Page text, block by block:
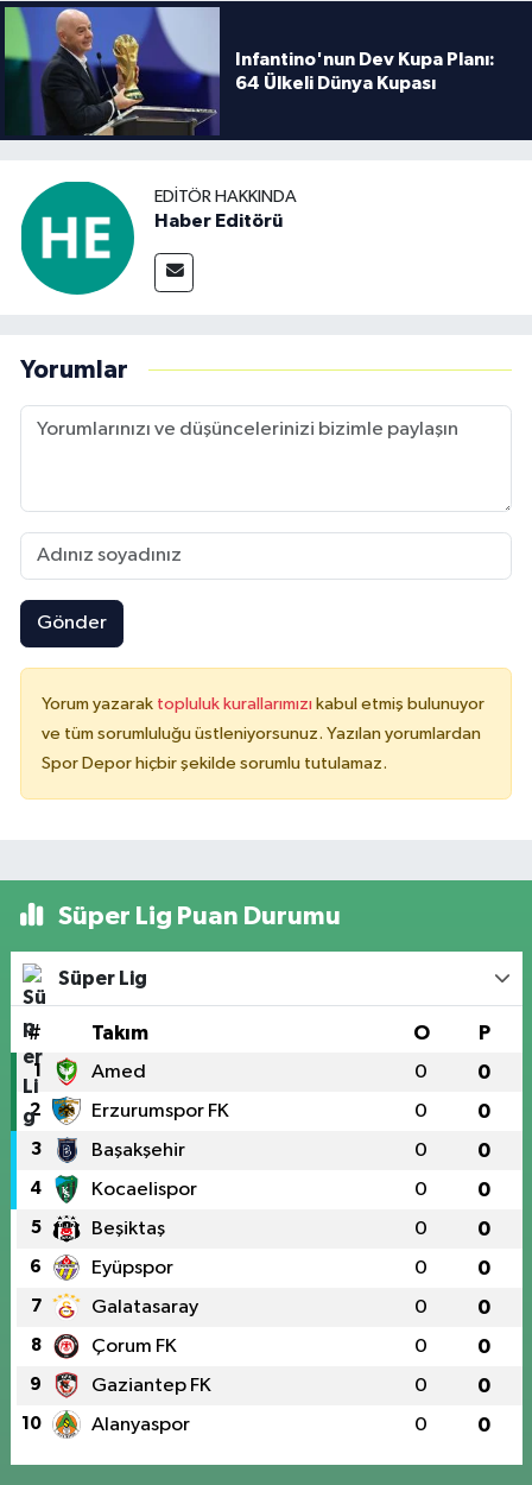
Infantino'nun Dev Kupa Planı:
64 Ülkeli Dünya Kupası
EDITÖR HAKKINDA
Haber Editörü
Yorumlar
Gönder
Yorum yazarak topluluk kurallarımızı kabul etmiş bulunuyor
ve tüm sorumluluğu üstleniyorsunuz. Yazılan yorumlardan
Spor Depor hiçbir şekilde sorumlu tutulamaz.
Süper Lig Puan Durumu
Süper Lig
# Takım O P
1 Amed 0 0
2 Erzurumspor FK 0 0
3 Başakşehir 0 0
4 Kocaelispor 0 0
5 Beşiktaş 0 0
6 Eyüpspor 0 0
7 Galatasaray 0 0
8 Çorum FK 0 0
9 Gaziantep FK 0 0
10 Alanyaspor 0 0